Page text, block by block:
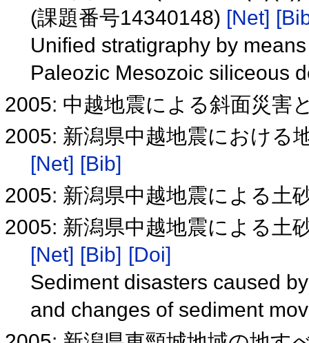
(課題番号14340148) [Net]
Unified stratigraphy by
Paleozic Mesozoic siliceous
2005: 中越地震による斜面災害
2005: 新潟県中越地震における
[Net] [Bib]
2005: 新潟県中越地震による土
2005: 新潟県中越地震による土
[Net] [Bib] [Doi]
Sediment disasters caused
and changes of sediment